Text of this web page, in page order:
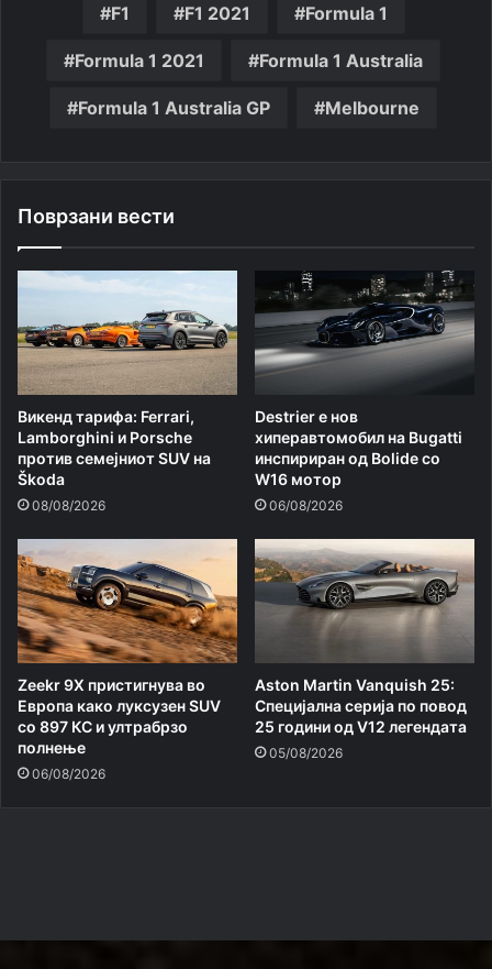
F1 F1 2021 Formula 1
Formula 1 2021 Formula 1 Australia
Formula 1 Australia GP Melbourne
Поврзани вести
Викенд тарифа: Ferrari,
Lamborghini и Porsche
против семејниот SUV на
Škoda
08/08/2026
Destrier е нов
хиперавтомобил на Bugatti
инспириран од Bolide со
W16 мотор
06/08/2026
Zeekr 9X пристигнува во
Европа како луксузен SUV
со 897 КС и ултрабрзо
полнење
06/08/2026
Aston Martin Vanquish 25:
Специјална серија по повод
25 години од V12 легендата
05/08/2026